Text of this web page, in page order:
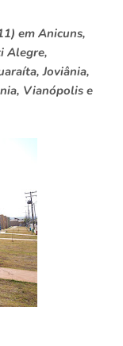
em Anicuns,
Alegre,
Joviânia,
Vianópolis e